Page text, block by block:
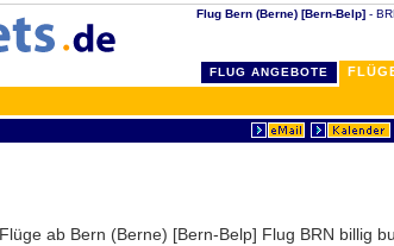
Flug Bern (Berne) [Bern-Belp] -
FLUG ANGEBOTE
Flüge ab Bern (Berne) [Bern-Belp] Flug BRN billig